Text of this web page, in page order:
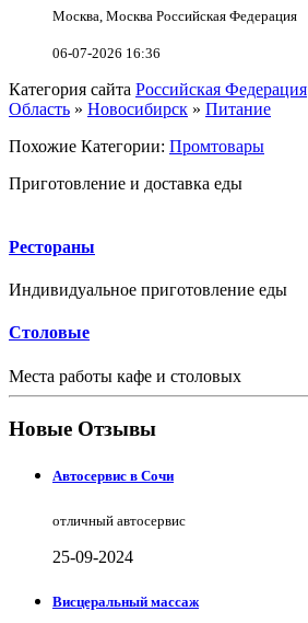
Москва, Москва Российская Федерация
06-07-2026 16:36
Категория сайта Российская Федерация
Область » Новосибирск » Питание
Похожие Категории: Промтовары
Приготовление и доставка еды
Рестораны
Индивидуальное приготовление еды
Столовые
Места работы кафе и столовых
Новые Отзывы
Автосервис в Сочи
отличный автосервис
25-09-2024
Висцеральный массаж